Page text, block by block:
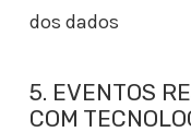
dos dados
5. EVENTOS
COM